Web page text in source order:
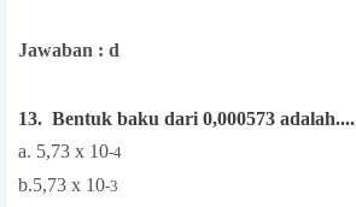
Jawaban : d
13. Bentuk baku dari 0,000573 adalah....
a. 5,73 x 10-4
b.5,73 x 10-3